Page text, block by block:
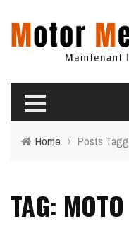
Home › Posts
TAG: